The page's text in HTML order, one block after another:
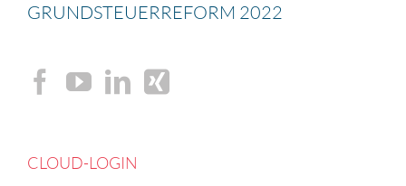
GRUND­STEU­ER­RE­FORM 2022
CLOUD-LOGIN